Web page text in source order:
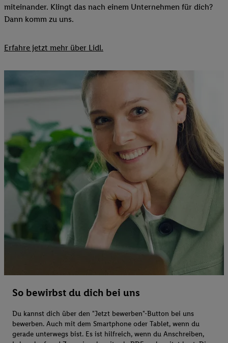
miteinander. Klingt das nach einem Unternehmen für dich?
Dann komm zu uns.​
Erfahre jetzt mehr über Lidl.
So bewirbst du dich bei uns
Du kannst dich über den "Jetzt bewerben"-Button bei uns
bewerben. Auch mit dem Smartphone oder Tablet, wenn du
gerade unterwegs bist. Es ist hilfreich, wenn du Anschreiben,